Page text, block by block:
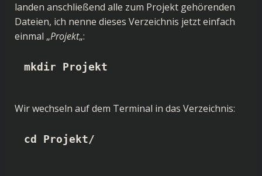
landen anschließend alle zum Projekt gehörenden
Dateien, ich nenne dieses Verzeichnis jetzt einfach
einmal „Projekt„:
mkdir Projekt
Wir wechseln auf dem Terminal in das Verzeichnis:
cd Projekt/